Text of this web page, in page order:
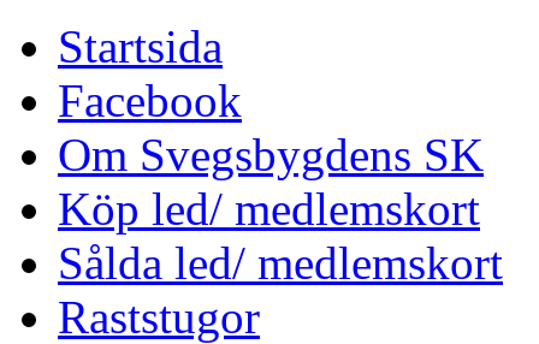
Startsida
Facebook
Om Svegsbygdens SK
Köp led/ medlemskort
Sålda led/ medlemskort
Raststugor